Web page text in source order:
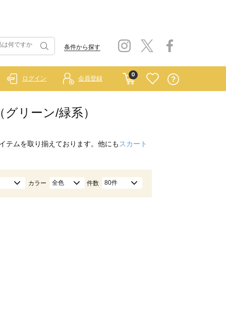
条件から探す
0
ログイン 会員登録
リーン/緑系）
テムを取り揃えております。他にも スカート
カラー 全色 件数 80件